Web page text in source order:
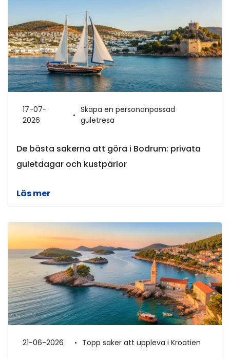
17-07-
2026
Skapa en personanpassad
guletresa
De bästa sakerna att göra i Bodrum: privata
guletdagar och kustpärlor
Läs mer
21-06-2026 Topp saker att uppleva i Kroatien